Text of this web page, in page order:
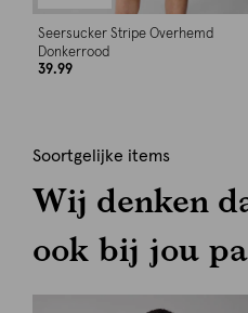
Seersucker Stripe Overhemd
Donkerrood
39.99
Soortgelijke items
Wij denken
ook bij jou